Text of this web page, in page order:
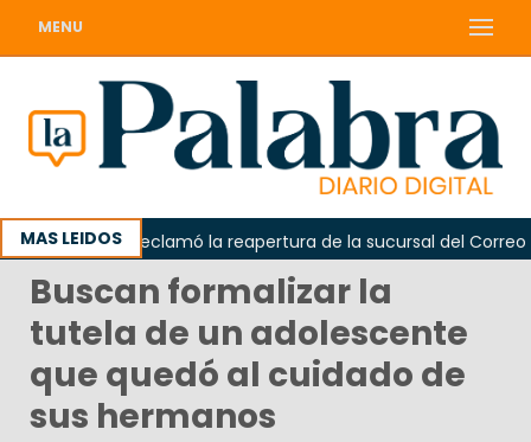
MENU
MAS LEIDOS
Odarda reclamó la reapertura de la sucursal del Correo
Buscan formalizar la
tutela de un adolescente
que quedó al cuidado de
sus hermanos